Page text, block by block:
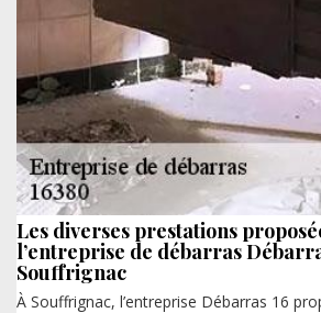
Les diverses prestations
l’entreprise de débarras
Souffrignac
À Souffrignac, l’entreprise Débarras 16